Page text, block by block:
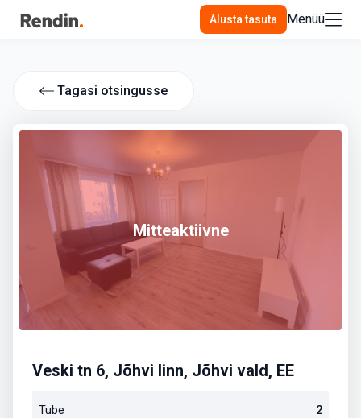
Alusta tasuta Menüü
Tagasi otsingusse
Mitteaktiivne
Veski tn 6, Jõhvi linn, Jõhvi vald, EE
Tube 2